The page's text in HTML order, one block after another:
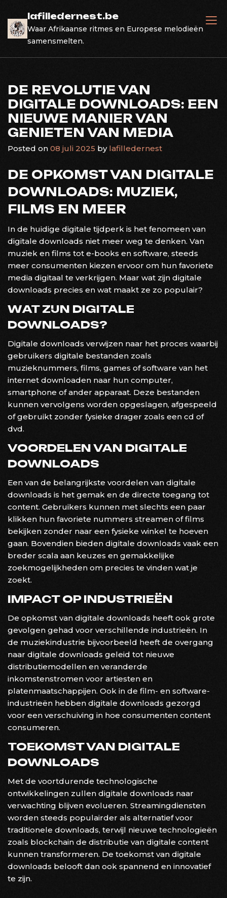
content
lafilledernest.be
Waar Afrikaanse ritmes en Europese melodieën
samensmelten.
DE REVOLUTIE VAN
DIGITALE DOWNLOADS: EEN
NIEUWE MANIER VAN
GENIETEN VAN MEDIA
Posted on 08 juli 2025 by lafilledernest
DE OPKOMST VAN DIGITALE
DOWNLOADS: MUZIEK,
FILMS EN MEER
In de huidige digitale tijdperk is het fenomeen van
digitale downloads niet meer weg te denken. Van
muziek en films tot e-books en software, steeds
meer consumenten kiezen ervoor om hun favoriete
media digitaal te verkrijgen. Maar wat zijn digitale
downloads precies en wat maakt ze zo populair?
WAT ZIJN DIGITALE
DOWNLOADS?
Digitale downloads verwijzen naar het proces waarbij
gebruikers digitale bestanden zoals
muzieknummers, films, games of software van het
internet downloaden naar hun computer,
smartphone of ander apparaat. Deze bestanden
kunnen vervolgens worden opgeslagen, afgespeeld
of gebruikt zonder fysieke drager zoals een cd of
dvd.
VOORDELEN VAN DIGITALE
DOWNLOADS
Een van de belangrijkste voordelen van digitale
downloads is het gemak en de directe toegang tot
content. Gebruikers kunnen met slechts een paar
klikken hun favoriete nummers streamen of films
bekijken zonder naar een fysieke winkel te hoeven
gaan. Bovendien bieden digitale downloads vaak een
breder scala aan keuzes en gemakkelijke
zoekmogelijkheden om precies te vinden wat je
zoekt.
IMPACT OP INDUSTRIEËN
De opkomst van digitale downloads heeft ook grote
gevolgen gehad voor verschillende industrieën. In
de muziekindustrie bijvoorbeeld heeft de overgang
naar digitale downloads geleid tot nieuwe
distributiemodellen en veranderde
inkomstenstromen voor artiesten en
platenmaatschappijen. Ook in de film- en software-
industrieën hebben digitale downloads gezorgd
voor een verschuiving in hoe consumenten content
consumeren.
TOEKOMST VAN DIGITALE
DOWNLOADS
Met de voortdurende technologische
ontwikkelingen zullen digitale downloads naar
verwachting blijven evolueren. Streamingdiensten
worden steeds populairder als alternatief voor
traditionele downloads, terwijl nieuwe technologieën
zoals blockchain de distributie van digitale content
kunnen transformeren. De toekomst van digitale
downloads belooft dan ook spannend en innovatief
te zijn.